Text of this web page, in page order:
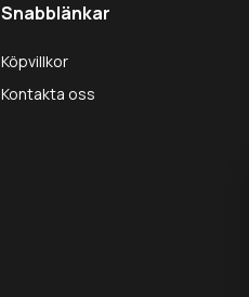
Snabblänkar
Köpvillkor
Kontakta oss